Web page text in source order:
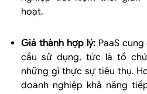
hoạt.
Giá thành hợp lý:PaaS cung
cầu sử dụng, tức là tổ
những gì thực sự tiêu thụ.
doanh nghiệp khả năng